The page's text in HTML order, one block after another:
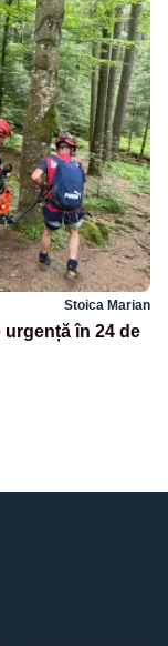
Stoica Marian
urgență în 24 de